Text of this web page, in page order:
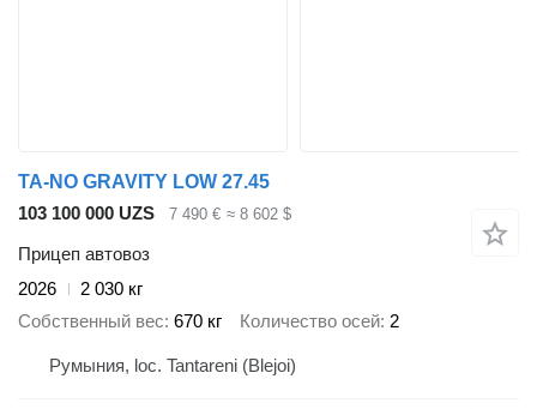
TA-NO GRAVITY LOW 27.45
103 100 000 UZS
7 490 € ≈ 8 602 $
Прицеп автовоз
2026
2 030 кг
Собственный вес 670 кг Количество осей 2
Румыния, loc. Tantareni (Blejoi)